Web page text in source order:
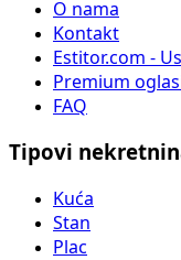
O nama
Kontakt
Estitor.com -
Premium
FAQ
Tipovi
Kuća
Stan
Plac